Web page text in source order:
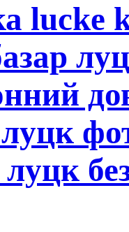
lucke